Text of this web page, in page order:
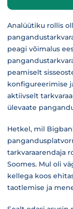
Analüütiku rollis
peagi võimalus
peamiselt
konfigureerimise
aktiivselt
ülevaate
Hetkel, mil
tarkvaraarendaja
Soomes. Mul oli
kellega koos
taotlemise ja